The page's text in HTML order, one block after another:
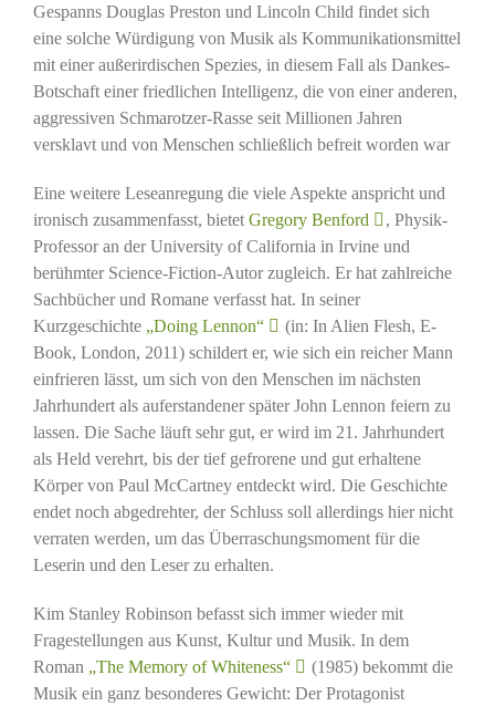
Gespanns Douglas Preston und Lincoln Child findet sich
eine solche Würdigung von Musik als Kommunikationsmittel
mit einer außerirdischen Spezies, in diesem Fall als Dankes-
Botschaft einer friedlichen Intelligenz, die von einer anderen,
aggressiven Schmarotzer-Rasse seit Millionen Jahren
versklavt und von Menschen schließlich befreit worden war
Eine weitere Leseanregung die viele Aspekte anspricht und
ironisch zusammenfasst, bietet Gregory Benford
, Physik-
Professor an der University of California in Irvine und
berühmter Science-Fiction-Autor zugleich. Er hat zahlreiche
Sachbücher und Romane verfasst hat. In seiner
Kurzgeschichte „Doing Lennon“
(in: In Alien Flesh, E-
Book, London, 2011) schildert er, wie sich ein reicher Mann
einfrieren lässt, um sich von den Menschen im nächsten
Jahrhundert als auferstandener später John Lennon feiern zu
lassen. Die Sache läuft sehr gut, er wird im 21. Jahrhundert
als Held verehrt, bis der tief gefrorene und gut erhaltene
Körper von Paul McCartney entdeckt wird. Die Geschichte
endet noch abgedrehter, der Schluss soll allerdings hier nicht
verraten werden, um das Überraschungsmoment für die
Leserin und den Leser zu erhalten.
Kim Stanley Robinson befasst sich immer wieder mit
Fragestellungen aus Kunst, Kultur und Musik. In dem
Roman „The Memory of Whiteness“
(1985) bekommt die
Musik ein ganz besonderes Gewicht: Der Protagonist